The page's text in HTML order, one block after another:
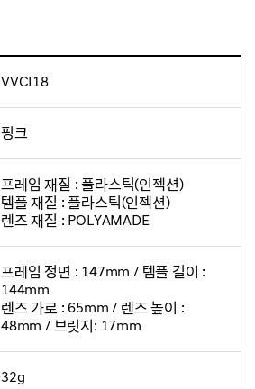
VVCI18
핑크
프레임 재질 : 플라스틱(인젝션)
템플 재질 : 플라스틱(인젝션)
렌즈 재질 : POLYAMADE
프레임 정면 : 147mm / 템플 길이 :
144mm
렌즈 가로 : 65mm / 렌즈 높이 :
48mm / 브릿지: 17mm
32g